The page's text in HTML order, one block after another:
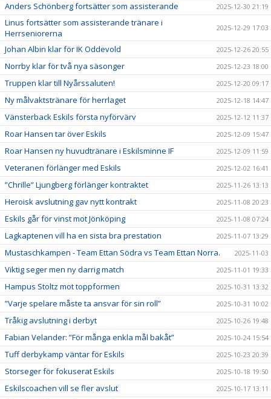
Anders Schönberg fortsätter som assisterande 2025-12-30 21:19
Linus fortsätter som assisterande tränare i
Herrseniorerna
2025-12-29 17:03
Johan Albin klar för IK Oddevold 2025-12-26 20:55
Norrby klar för två nya säsonger 2025-12-23 18:00
Truppen klar till Nyårssaluten! 2025-12-20 09:17
Ny målvaktstränare för herrlaget 2025-12-18 14:47
Vänsterback Eskils första nyförvärv 2025-12-12 11:37
Roar Hansen tar över Eskils 2025-12-09 15:47
Roar Hansen ny huvudtränare i Eskilsminne IF 2025-12-09 11:59
Veteranen förlänger med Eskils 2025-12-02 16:41
”Chrille” Ljungberg förlänger kontraktet 2025-11-26 13:13
Heroisk avslutning gav nytt kontrakt 2025-11-08 20:23
Eskils går för vinst mot Jönköping 2025-11-08 07:24
Lagkaptenen vill ha en sista bra prestation 2025-11-07 13:29
Mustaschkampen - Team Ettan Södra vs Team Ettan Norra. 2025-11-03
Viktig seger men ny darrig match 2025-11-01 19:33
Hampus Stoltz mot toppformen 2025-10-31 13:32
”Varje spelare måste ta ansvar för sin roll” 2025-10-31 10:02
Tråkig avslutning i derbyt 2025-10-26 19:48
Fabian Velander: ”För många enkla mål bakåt” 2025-10-24 15:54
Tuff derbykamp väntar för Eskils 2025-10-23 20:39
Storseger för fokuserat Eskils 2025-10-18 19:50
Eskilscoachen vill se fler avslut 2025-10-17 13:11